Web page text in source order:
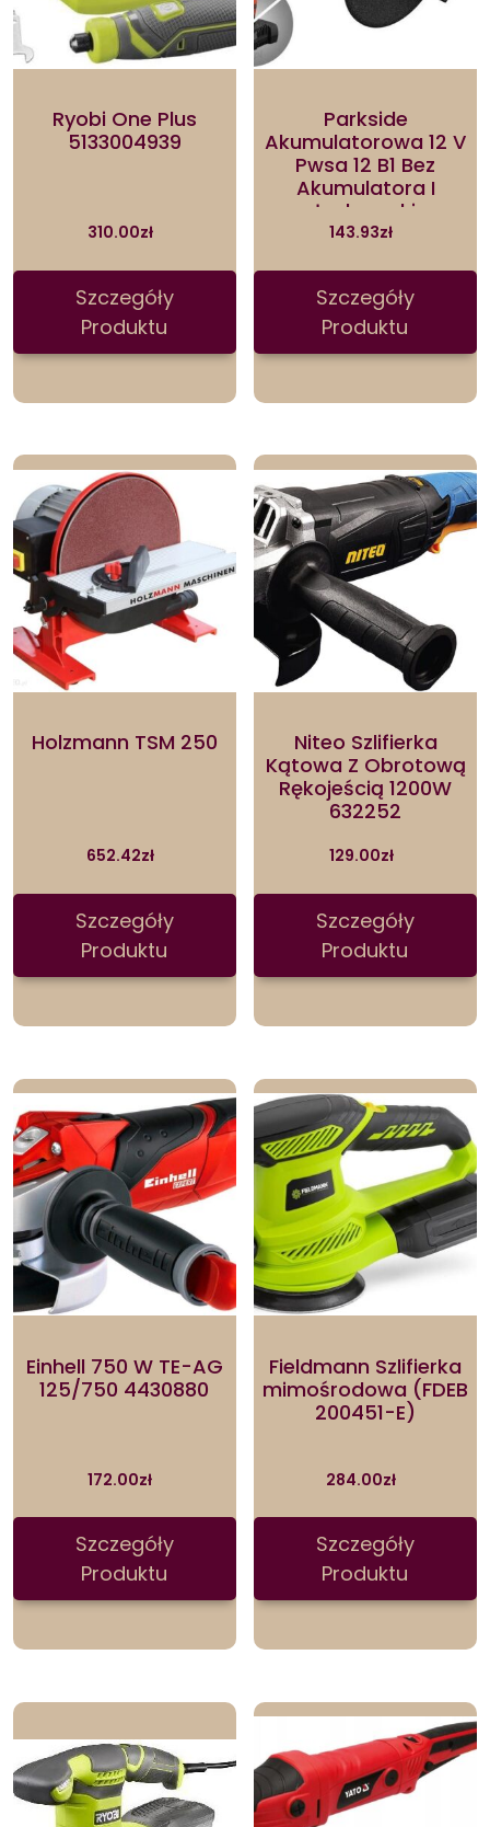
Ryobi One Plus
5133004939
310.00zł
Szczegóły
Produktu
Parkside
Akumulatorowa 12 V
Pwsa 12 B1 Bez
Akumulatora I
Ładowarki
143.93zł
Szczegóły
Produktu
Holzmann TSM 250
652.42zł
Szczegóły
Produktu
Niteo Szlifierka
Kątowa Z Obrotową
Rękojeścią 1200W
632252
129.00zł
Szczegóły
Produktu
Einhell 750 W TE-AG
125/750 4430880
172.00zł
Szczegóły
Produktu
Fieldmann Szlifierka
mimośrodowa (FDEB
200451-E)
284.00zł
Szczegóły
Produktu